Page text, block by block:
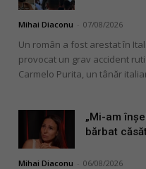
Mihai Diaconu 07/08/2026
Un român a fost arestat în
provocat un grav accident
Carmelo Purita, un tânăr
„Mi-am
bărbat
Mihai Diaconu 06/08/2026